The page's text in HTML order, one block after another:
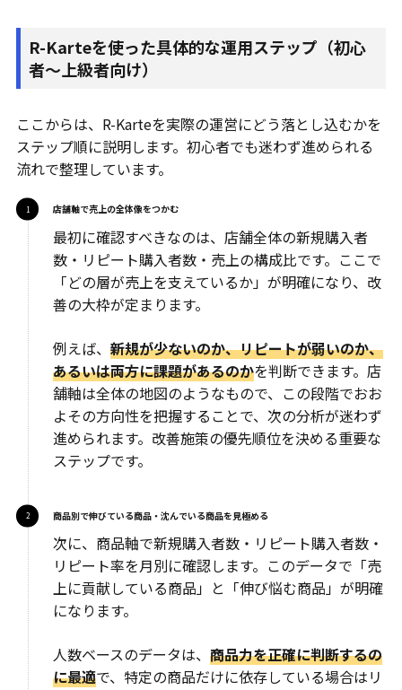
R-Karteを使った具体的な運用ステップ（初心
者〜上級者向け）
ここからは、R-Karteを実際の運営にどう落とし込むかを
ステップ順に説明します。初心者でも迷わず進められる
流れで整理しています。
店舗軸で売上の全体像をつかむ
最初に確認すべきなのは、店舗全体の新規購入者
数・リピート購入者数・売上の構成比です。ここで
「どの層が売上を支えているか」が明確になり、改
善の大枠が定まります。
例えば、新規が少ないのか、リピートが弱いのか、
あるいは両方に課題があるのかを判断できます。店
舗軸は全体の地図のようなもので、この段階でおお
よその方向性を把握することで、次の分析が迷わず
進められます。改善施策の優先順位を決める重要な
ステップです。
商品別で伸びている商品・沈んでいる商品を見極める
次に、商品軸で新規購入者数・リピート購入者数・
リピート率を月別に確認します。このデータで「売
上に貢献している商品」と「伸び悩む商品」が明確
になります。
人数ベースのデータは、商品力を正確に判断するの
に最適で、特定の商品だけに依存している場合はリ